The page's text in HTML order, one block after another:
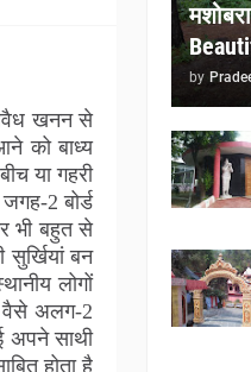
खनन से
को बाध्य
या गहरी
2 बोर्ड
भी बहुत से
बन
लोगों
वैसे अलग-2
अपने साथी
होता है
by